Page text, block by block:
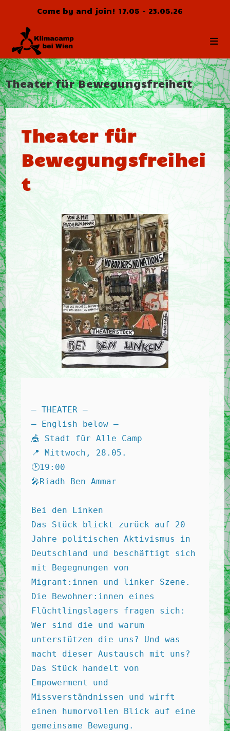
springen
Come by and join! 17.05 - 23.05.26
Theater für Bewegungsfreiheit
Theater für
Bewegungsfreihei
t
— THEATER —
— English below —
🎪 Stadt für Alle Camp
📍 Mittwoch, 28.05.
🕑19:00
🎤Riadh Ben Ammar
Bei den Linken
Das Stück blickt zurück auf 20
Jahre politischen Aktivismus in
Deutschland und beschäftigt sich
mit Begegnungen von
Migrant:innen und linker Szene.
Die Bewohner:innen eines
Flüchtlingslagers fragen sich:
Wer sind die und warum
unterstützen die uns? Und was
macht dieser Austausch mit uns?
Das Stück handelt von
Empowerment und
Missverständnissen und wirft
einen humorvollen Blick auf eine
gemeinsame Bewegung.